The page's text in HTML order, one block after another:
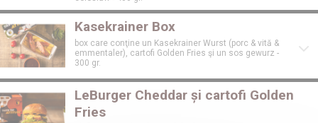
Kasekrainer Box
box care conţine un Kasekrainer Wurst (porc & vită &
emmentaler), cartofi Golden Fries şi un sos gewurz -
300 gr.
LeBurger Cheddar și cartofi Golden
Fries